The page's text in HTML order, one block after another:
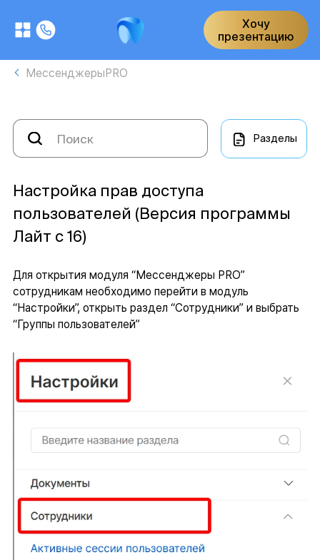
Хочу
презентацию
МессенджерыPRO
Разделы
Настройка прав доступа
пользователей (Версия программы
Лайт с 16)
Для открытия модуля “Мессенджеры PRO”
сотрудникам необходимо перейти в модуль
“Настройки”, открыть раздел “Сотрудники” и выбрать
“Группы пользователей”